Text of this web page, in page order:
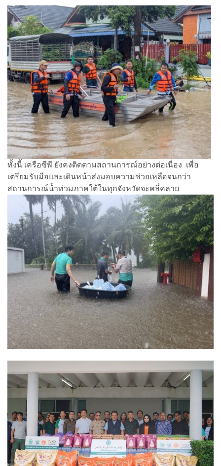
ทั้งนี้ เครือซีพี ยังคงติดตามสถานการณ์อย่างต่อเนื่อง เพื่อ
เตรียมรับมือและเดินหน้าส่งมอบความช่วยเหลือจนกว่า
สถานการณ์น้ำท่วมภาคใต้ในทุกจังหวัดจะคลี่คลาย